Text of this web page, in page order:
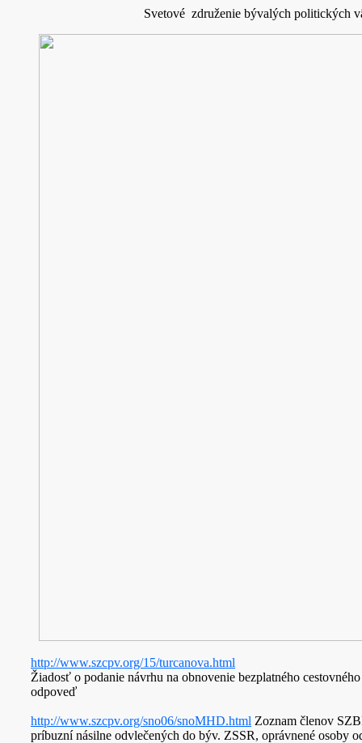
Svetové združenie bývalých politických
http://www.szcpv.org/15/turcanova.html
Žiadosť o podanie návrhu na obnovenie bezplatného
odpoveď
http://www.szcpv.org/sno06/snoMHD.html Zoznam členov
príbuzní násilne odvlečených do býv. ZSSR, oprávnené osoby